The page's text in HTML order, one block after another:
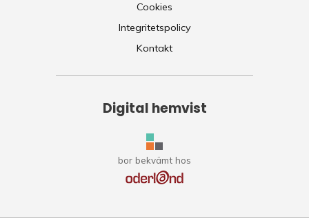
Cookies
Integritetspolicy
Kontakt
Digital hemvist
bor bekvämt hos